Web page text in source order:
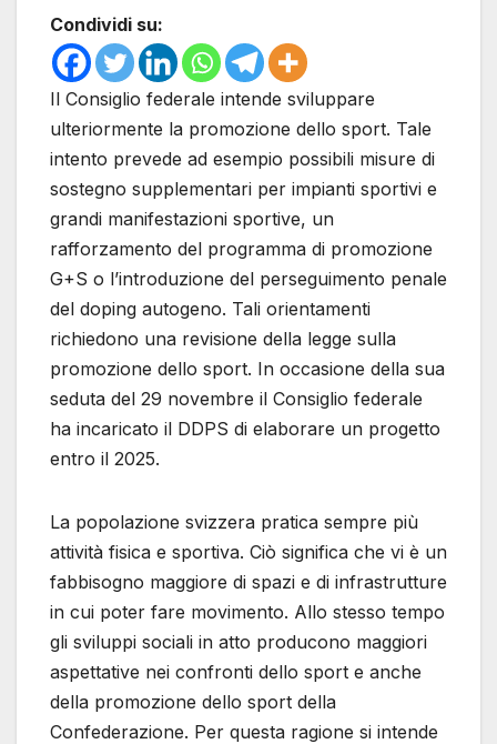
Condividi su:
Il Consiglio federale intende sviluppare
ulteriormente la promozione dello sport. Tale
intento prevede ad esempio possibili misure di
sostegno supplementari per impianti sportivi e
grandi manifestazioni sportive, un
rafforzamento del programma di promozione
G+S o l’introduzione del perseguimento penale
del doping autogeno. Tali orientamenti
richiedono una revisione della legge sulla
promozione dello sport. In occasione della sua
seduta del 29 novembre il Consiglio federale
ha incaricato il DDPS di elaborare un progetto
entro il 2025.
La popolazione svizzera pratica sempre più
attività fisica e sportiva. Ciò significa che vi è un
fabbisogno maggiore di spazi e di infrastrutture
in cui poter fare movimento. Allo stesso tempo
gli sviluppi sociali in atto producono maggiori
aspettative nei confronti dello sport e anche
della promozione dello sport della
Confederazione. Per questa ragione si intende